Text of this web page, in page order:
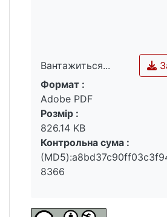
Вантажиться...
Вантажиться...
Формат :
Adobe PDF
Розмір :
826.14 KB
Контрольна сума :
8366